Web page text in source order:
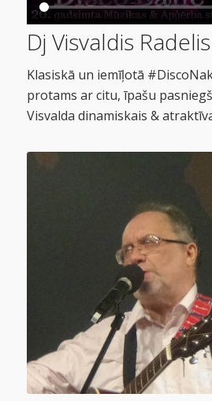
Dj Visvaldis
Klasiskā un iemīļotā
protams ar citu, īpašu
Visvalda dinamiskais &